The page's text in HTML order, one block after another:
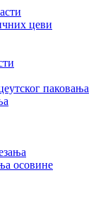
цеви
паковања
осовине